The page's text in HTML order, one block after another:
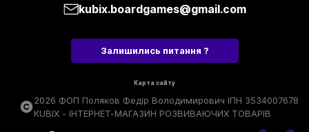
kubix.boardgames@gmail.com
Залишились питання ?
Карта сайту
2026 ФОП Поляков Федір Володимирович ІПН 3534007678
KUBIX - ІНТЕРНЕТ-МАГАЗИН РОЗВИВАЮЧИХ ТОВАРІВ